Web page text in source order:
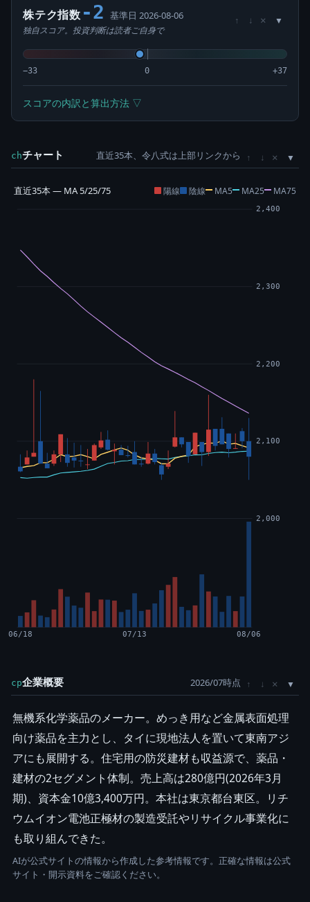
株テク指数 -2 基準日 2026-08-06
独自スコア。投資判断は読者ご自身で
↑ ↓ ×
−33 0 +37
スコアの内訳と算出方法 ▽
chチャート 直近35本、令八式は上部リンクから ↑ ↓ ×
直近35本 — MA 5/25/75 陽線 陰線 MA5 MA25 MA75
2,000
2,100
2,200
2,300
2,400
06/18 07/13 08/06
cp企業概要 2026/07時点 ↑ ↓ ×
無機系化学薬品のメーカー。めっき用など金属表面処理
向け薬品を主力とし、タイに現地法人を置いて東南アジ
アにも展開する。住宅用の防災建材も収益源で、薬品・
建材の2セグメント体制。売上高は280億円(2026年3月
期)、資本金10億3,400万円。本社は東京都台東区。リチ
ウムイオン電池正極材の製造受託やリサイクル事業化に
も取り組んできた。
AIが公式サイトの情報から作成した参考情報です。正確な情報は公式
サイト・開示資料をご確認ください。